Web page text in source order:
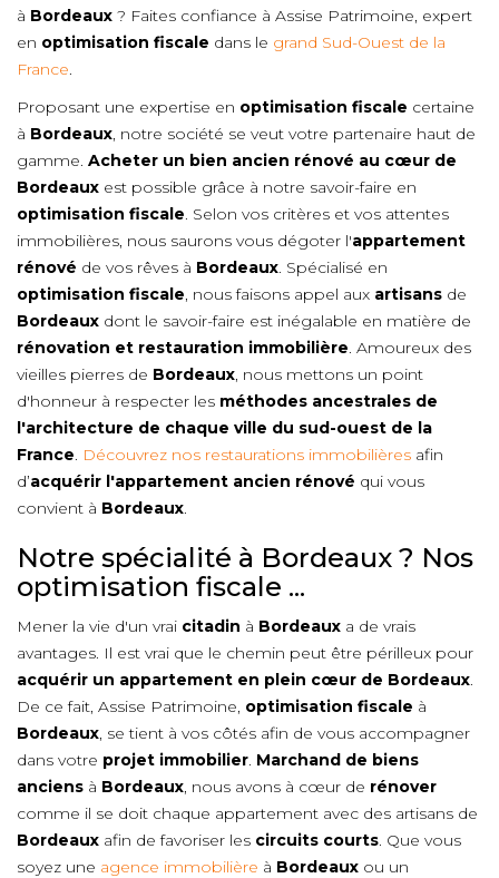
à Bordeaux ? Faites confiance à Assise Patrimoine, expert
en optimisation fiscale dans le grand Sud-Ouest de la
France.
Proposant une expertise en optimisation fiscale certaine
à Bordeaux, notre société se veut votre partenaire haut de
gamme. Acheter un bien ancien rénové au cœur de
Bordeaux est possible grâce à notre savoir-faire en
optimisation fiscale. Selon vos critères et vos attentes
immobilières, nous saurons vous dégoter l'appartement
rénové de vos rêves à Bordeaux. Spécialisé en
optimisation fiscale, nous faisons appel aux artisans de
Bordeaux dont le savoir-faire est inégalable en matière de
rénovation et restauration immobilière. Amoureux des
vieilles pierres de Bordeaux, nous mettons un point
d'honneur à respecter les méthodes ancestrales de
l'architecture de chaque ville du sud-ouest de la
France. Découvrez nos restaurations immobilières afin
d’acquérir l'appartement ancien rénové qui vous
convient à Bordeaux.
Notre spécialité à Bordeaux ? Nos
optimisation fiscale ...
Mener la vie d'un vrai citadin à Bordeaux a de vrais
avantages. Il est vrai que le chemin peut être périlleux pour
acquérir un appartement en plein cœur de Bordeaux.
De ce fait, Assise Patrimoine, optimisation fiscale à
Bordeaux, se tient à vos côtés afin de vous accompagner
dans votre projet immobilier. Marchand de biens
anciens à Bordeaux, nous avons à cœur de rénover
comme il se doit chaque appartement avec des artisans de
Bordeaux afin de favoriser les circuits courts. Que vous
soyez une agence immobilière à Bordeaux ou un